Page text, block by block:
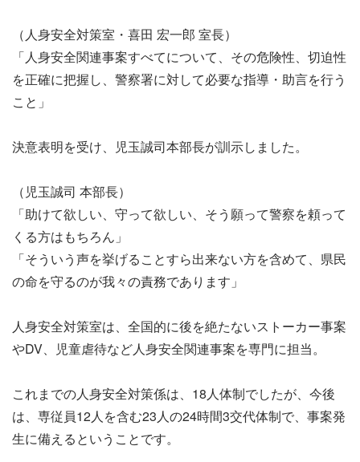
（人身安全対策室・喜田 宏一郎 室長）
「人身安全関連事案すべてについて、その危険性、切迫性
を正確に把握し、警察署に対して必要な指導・助言を行う
こと」
決意表明を受け、児玉誠司本部長が訓示しました。
（児玉誠司 本部長）
「助けて欲しい、守って欲しい、そう願って警察を頼って
くる方はもちろん」
「そういう声を挙げることすら出来ない方を含めて、県民
の命を守るのが我々の責務であります」
人身安全対策室は、全国的に後を絶たないストーカー事案
やDV、児童虐待など人身安全関連事案を専門に担当。
これまでの人身安全対策係は、18人体制でしたが、今後
は、専従員12人を含む23人の24時間3交代体制で、事案発
生に備えるということです。